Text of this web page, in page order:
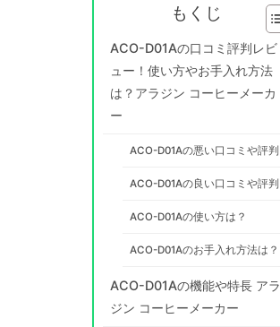
もくじ
ACO-D01Aの口コミ評判レビ
ュー！使い方やお手入れ方法
は？アラジン コーヒーメーカ
ー
ACO-D01Aの悪い口コミや評判
ACO-D01Aの良い口コミや評判
ACO-D01Aの使い方は？
ACO-D01Aのお手入れ方法は？
ACO-D01Aの機能や特長 アラ
ジン コーヒーメーカー